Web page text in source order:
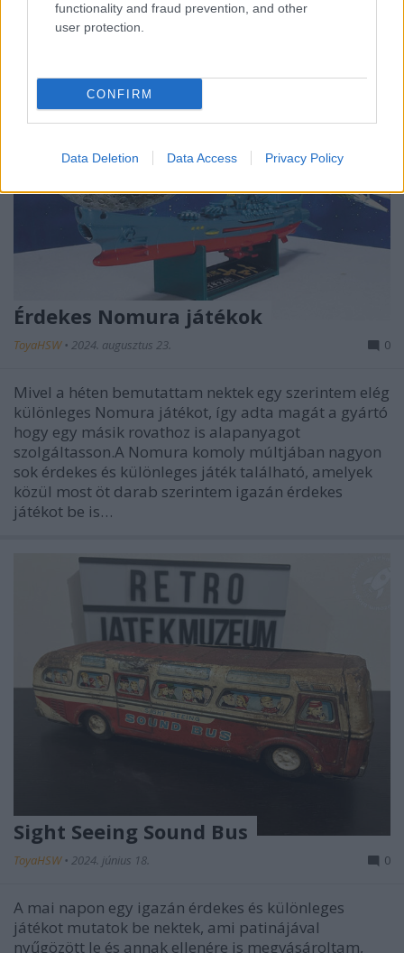
functionality and fraud prevention, and other
user protection.
CONFIRM
Data Deletion Data Access Privacy Policy
Érdekes Nomura játékok
ToyaHSW • 2024. augusztus 23. 0
Mivel a héten bemutattam nektek egy szerintem elég
különleges Nomura játékot, így adta magát a gyártó
hogy egy másik rovathoz is alapanyagot
szolgáltasson.A Nomura komoly múltjában nagyon
sok érdekes és különleges játék található, amelyek
közül most öt darab szerintem igazán érdekes
játékot be is…
Sight Seeing Sound Bus
ToyaHSW • 2024. június 18. 0
A mai napon egy igazán érdekes és különleges
játékot mutatok be nektek, ami patinájával
nyűgözött le és annak ellenére is megvásároltam,